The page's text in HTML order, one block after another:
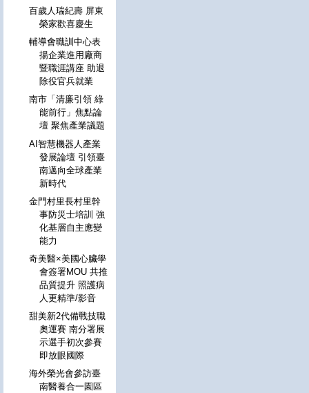
百歲人瑞紀壽 屏東
榮家歡喜慶生
輔導會職訓中心表
揚企業進用廠商
暨職涯講座 助退
除役官兵就業
南市「清廉引領 綠
能前行」焦點論
壇 聚焦產業議題
AI智慧機器人產業
發展論壇 引領臺
南邁向全球產業
新時代
金門村里長村里幹
事防災士培訓 強
化基層自主應變
能力
奇美醫×美國心臟學
會簽署MOU 共推
品質提升 照護病
人更精準/影音
甜美新2代備戰技職
奧運賽 南分署展
示選手初次參賽
即放眼國際
海外榮光會參訪臺
南醫養合一園區